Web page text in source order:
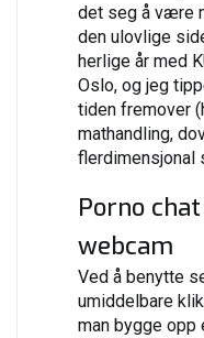
det seg å være
den ulovlige
herlige år med
Oslo, og jeg
tiden fremover
mathandling,
flerdimensjonal
Porno
webcam
Ved å benytte
umiddelbare
man bygge opp